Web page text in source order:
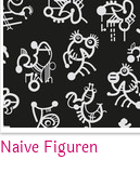
Naive Figuren